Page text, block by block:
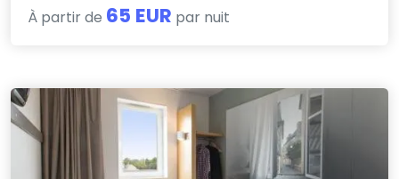
À partir de 65 EUR par nuit